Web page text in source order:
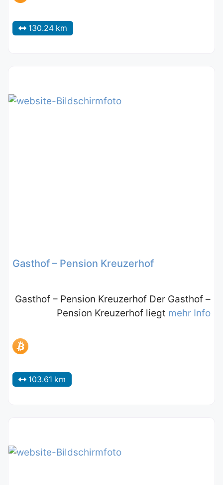
130.24 km
Gasthof – Pension Kreuzerhof
Gasthof – Pension Kreuzerhof Der Gasthof –
Pension Kreuzerhof liegt mehr Info
103.61 km